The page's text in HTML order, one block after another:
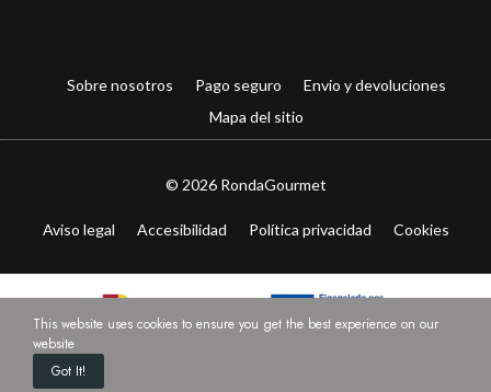
Sobre nosotros Pago seguro
Envio y devoluciones
Mapa del sitio
© 2026 RondaGourmet
Aviso legal Accesibilidad Política privacidad Cookies
This website uses cookies to ensure you get the best experience on our
website
Got It!